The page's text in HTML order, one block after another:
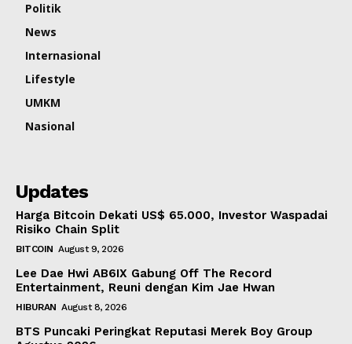
Politik
News
Internasional
Lifestyle
UMKM
Nasional
Updates
Harga Bitcoin Dekati US$ 65.000, Investor Waspadai
Risiko Chain Split
BITCOIN August 9, 2026
Lee Dae Hwi AB6IX Gabung Off The Record
Entertainment, Reuni dengan Kim Jae Hwan
HIBURAN August 8, 2026
BTS Puncaki Peringkat Reputasi Merek Boy Group